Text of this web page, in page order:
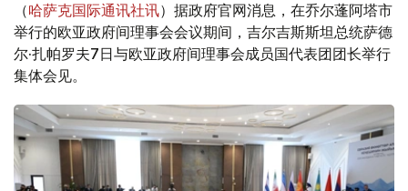
（哈萨克国际通讯社讯）据政府官网消息，在乔尔蓬阿塔市
举行的欧亚政府间理事会会议期间，吉尔吉斯斯坦总统萨德
尔·扎帕罗夫7日与欧亚政府间理事会成员国代表团团长举行
集体会见。